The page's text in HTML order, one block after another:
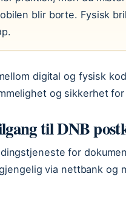
blir borte. Fysisk
digital og fysisk
og sikkerhet
til DNB
for
via nettbank og